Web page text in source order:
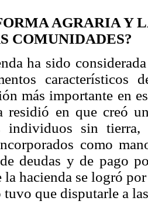
AGRARIA Y
COMUNIDADES?
ha sido
más importante en
residió en que creó
individuos sin tierra,
como
deudas y de pago
la hacienda se logró
tuvo que disputarle a